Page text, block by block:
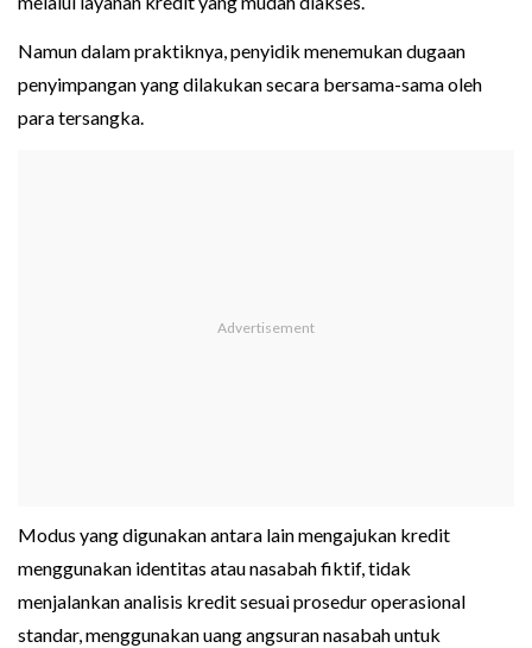
Namun dalam praktiknya, penyidik menemukan dugaan
penyimpangan yang dilakukan secara bersama-sama oleh
para tersangka.
Modus yang digunakan antara lain mengajukan kredit
menggunakan identitas atau nasabah fiktif, tidak
menjalankan analisis kredit sesuai prosedur operasional
standar, menggunakan uang angsuran nasabah untuk